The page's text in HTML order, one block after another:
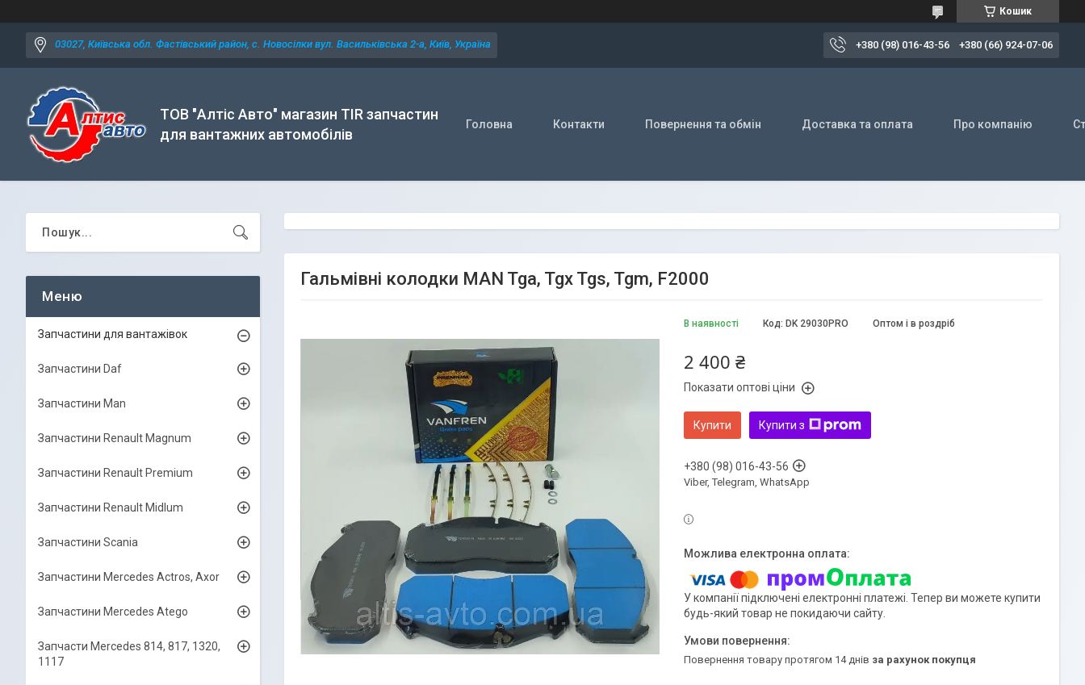
Кошик
03027, Київська обл. Фастівський район, с. Новосілки вул. Васильківська 2-а, Київ, Україна +380 (98) 016-43-56 +380 (66) 924-07-06
ТОВ "Алтіс Авто" магазин TIR запчастин
для вантажних автомобілів
Головна Контакти Повернення та обмін Доставка та оплата Про компанію
Гальмівні колодки MAN Tga, Tgx Tgs, Tgm, F2000
В наявності Оптом і в роздріб
Код: DK 29030PRO
2 400 ₴
Показати оптові ціни
Купити Купити з
+380 (98) 016-43-56
Viber, Telegram, WhatsApp
У компанії підключені електронні платежі. Тепер ви можете купити
будь-який товар не покидаючи сайту.
повернення товару протягом 14 днів за рахунок покупця
Запчастини для вантажівок
Запчастини Daf
Запчастини Man
Запчастини Renault Magnum
Запчастини Renault Premium
Запчастини Renault Midlum
Запчастини Scania
Запчастини Mercedes Actros, Axor
Запчастини Mercedes Atego
Запчасти Mercedes 814, 817, 1320,
1117